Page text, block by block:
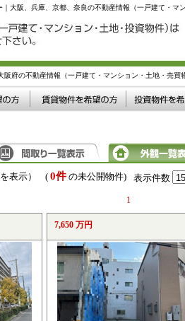
大阪、兵庫、京都、奈良の不動産情報（一戸建て・マ
阪府の不動産情報（一戸建て・マンション・土地・売
を表示） ( 0件の未公開物件) 表示件数
1
7,650 万円